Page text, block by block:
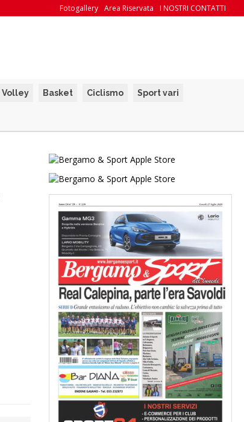
I NOSTRI CONTATTI
Area Riservata
Fotogallery
Volley Basket Ciclismo Sport vari